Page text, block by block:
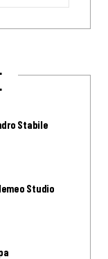
Stabile
Studio